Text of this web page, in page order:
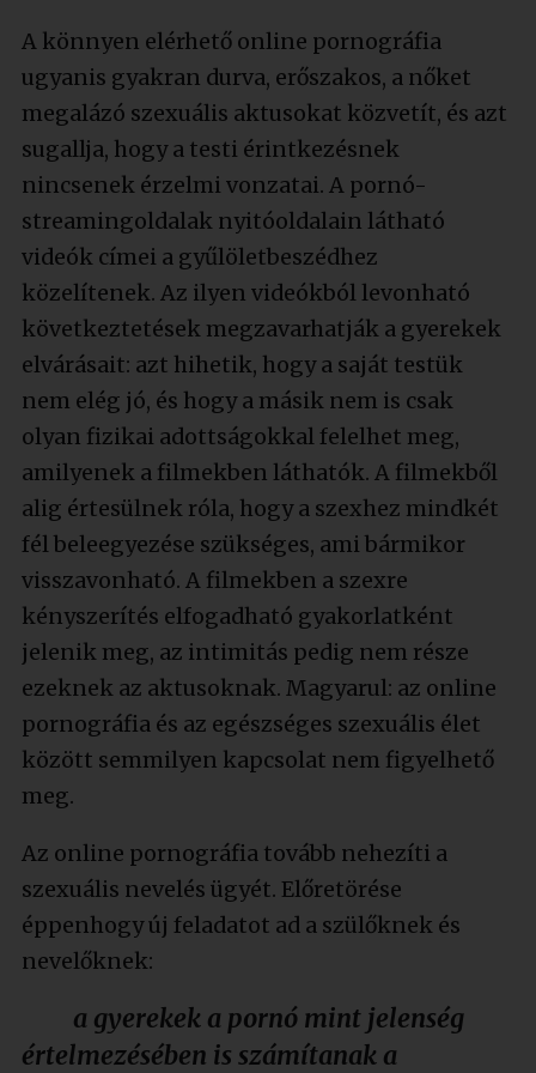
A könnyen elérhető online pornográfia
ugyanis gyakran durva, erőszakos, a nőket
megalázó szexuális aktusokat közvetít, és azt
sugallja, hogy a testi érintkezésnek
nincsenek érzelmi vonzatai. A pornó-
streamingoldalak nyitóoldalain látható
videók címei a gyűlöletbeszédhez
közelítenek. Az ilyen videókból levonható
következtetések megzavarhatják a gyerekek
elvárásait: azt hihetik, hogy a saját testük
nem elég jó, és hogy a másik nem is csak
olyan fizikai adottságokkal felelhet meg,
amilyenek a filmekben láthatók. A filmekből
alig értesülnek róla, hogy a szexhez mindkét
fél beleegyezése szükséges, ami bármikor
visszavonható. A filmekben a szexre
kényszerítés elfogadható gyakorlatként
jelenik meg, az intimitás pedig nem része
ezeknek az aktusoknak. Magyarul: az online
pornográfia és az egészséges szexuális élet
között semmilyen kapcsolat nem figyelhető
meg.
Az online pornográfia tovább nehezíti a
szexuális nevelés ügyét. Előretörése
éppenhogy új feladatot ad a szülőknek és
nevelőknek:
a gyerekek a pornó mint jelenség
értelmezésében is számítanak a